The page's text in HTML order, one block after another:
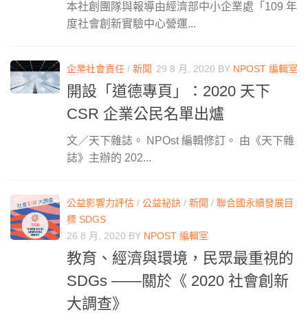
本社創團隊與報導由經濟部中小企業處「109 年
度社會創新實驗中心營運...
企業社會責任 / 新聞 29 8 月, 2020 BY NPOST 編輯室
開設「道德專頁」：2020 天下
CSR 企業公民名單出爐
文／天下雜誌。 NPOst 編輯修訂。 由《天下雜
誌》主辦的 202...
公益影響力評估 / 公益祕訣 / 新聞 / 聯合國永續發展目
標 SDGS
26 8 月, 2020 BY NPOST 編輯室
教育、經濟與環境，民眾最重視的
SDGs ——關於《 2020 社會創新
大調查》